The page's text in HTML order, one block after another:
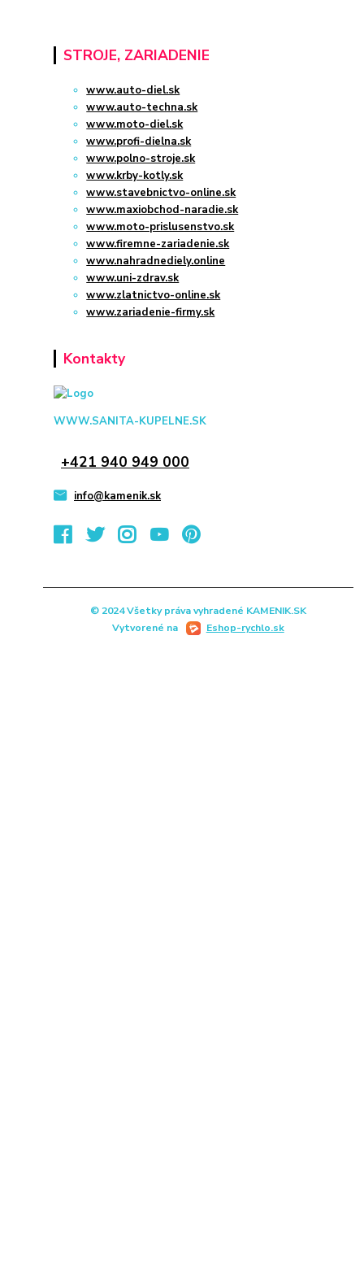
STROJE, ZARIADENIE
www.auto-diel.sk
www.auto-techna.sk
www.moto-diel.sk
www.profi-dielna.sk
www.polno-stroje.sk
www.krby-kotly.sk
www.stavebnictvo-online.sk
www.maxiobchod-naradie.sk
www.moto-prislusenstvo.sk
www.firemne-zariadenie.sk
www.nahradnediely.online
www.uni-zdrav.sk
www.zlatnictvo-online.sk
www.zariadenie-firmy.sk
Kontakty
WWW.SANITA-KUPELNE.SK
+421 940 949 000
info@kamenik.sk
© 2024 Všetky práva vyhradené KAMENIK.SK
Vytvorené na
Eshop-rychlo.sk